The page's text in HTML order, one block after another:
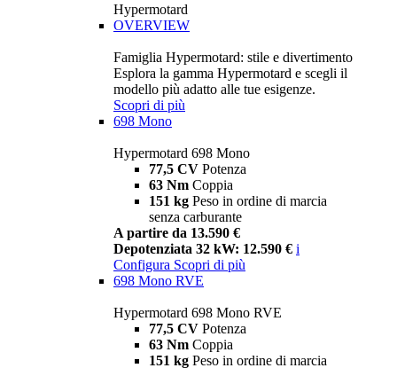
Hypermotard
OVERVIEW
Famiglia Hypermotard: stile e divertimento
Esplora la gamma Hypermotard e scegli il
modello più adatto alle tue esigenze.
Scopri di più
698 Mono
Hypermotard 698 Mono
77,5 CV Potenza
63 Nm Coppia
151 kg Peso in ordine di marcia
senza carburante
A partire da 13.590 €
Depotenziata 32 kW: 12.590 € i
Configura Scopri di più
698 Mono RVE
Hypermotard 698 Mono RVE
77,5 CV Potenza
63 Nm Coppia
151 kg Peso in ordine di marcia